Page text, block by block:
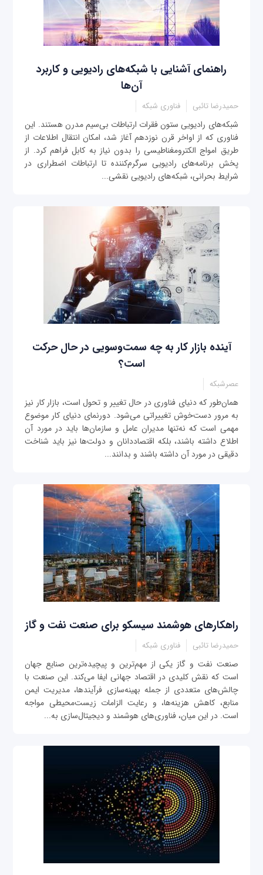
راهنمای آشنایی با شبکه‌های رادیویی و کاربرد
آن‌ها
حمیدرضا تائبی فناوری شبکه
شبکه‌های رادیویی ستون فقرات ارتباطات بی‌سیم مدرن هستند. این
فناوری که از اواخر قرن نوزدهم آغاز شد، امکان انتقال اطلاعات از
طریق امواج الکترومغناطیسی را بدون نیاز به کابل فراهم کرد. از
پخش برنامه‌های رادیویی سرگرم‌کننده تا ارتباطات اضطراری در
شرایط بحرانی، شبکه‌های رادیویی نقشی...
آینده بازار کار به چه سمت‌وسویی در حال حرکت
است؟
عصرشبکه
همان‌طور که دنیای فناوری در حال تغییر و تحول است، بازار کار نیز
به مرور دست‌خوش تغییراتی می‌شود. دورنمای دنیای کار موضوع
مهمی است که نه‌تنها مدیران عامل و سازمان‌ها باید در مورد آن
اطلاع داشته باشند، بلکه اقتصاددانان و دولت‌ها نیز باید شناخت
دقیقی در مورد آن داشته باشند و بدانند...
راهکارهای هوشمند سیسکو برای صنعت نفت و گاز
حمیدرضا تائبی فناوری شبکه
صنعت نفت و گاز یکی از مهم‌ترین و پیچیده‌ترین صنایع جهان
است که نقش کلیدی در اقتصاد جهانی ایفا می‌کند. این صنعت با
چالش‌های متعددی از جمله بهینه‌سازی فرآیندها، مدیریت ایمن
منابع، کاهش هزینه‌ها، و رعایت الزامات زیست‌محیطی مواجه
است. در این میان، فناوری‌های هوشمند و دیجیتال‌سازی به...